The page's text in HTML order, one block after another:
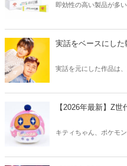
即効性の高い製品が多
う。
実話をベースにし
実話を元にした作品は
【2026年最新】Z
キティちゃん、ポケモ